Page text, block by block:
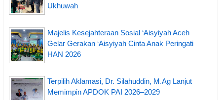
Ukhuwah
Majelis Kesejahteraan Sosial ‘Aisyiyah Aceh
Gelar Gerakan ‘Aisyiyah Cinta Anak Peringati
HAN 2026
Terpilih Aklamasi, Dr. Silahuddin, M.Ag Lanjut
Memimpin APDOK PAI 2026–2029